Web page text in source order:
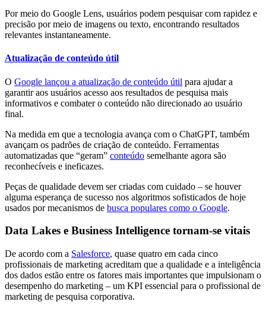
Por meio do Google Lens, usuários podem pesquisar com rapidez e
precisão por meio de imagens ou texto, encontrando resultados
relevantes instantaneamente.
Atualização de conteúdo útil
O Google lançou a atualização de conteúdo útil para ajudar a
garantir aos usuários acesso aos resultados de pesquisa mais
informativos e combater o conteúdo não direcionado ao usuário
final.
Na medida em que a tecnologia avança com o ChatGPT, também
avançam os padrões de criação de conteúdo. Ferramentas
automatizadas que “geram” conteúdo semelhante agora são
reconhecíveis e ineficazes.
Peças de qualidade devem ser criadas com cuidado – se houver
alguma esperança de sucesso nos algoritmos sofisticados de hoje
usados ​​por mecanismos de busca populares como o Google.
Data Lakes e Business Intelligence tornam-se vitais
De acordo com a Salesforce, quase quatro em cada cinco
profissionais de marketing acreditam que a qualidade e a inteligência
dos dados estão entre os fatores mais importantes que impulsionam o
desempenho do marketing – um KPI essencial para o profissional de
marketing de pesquisa corporativa.